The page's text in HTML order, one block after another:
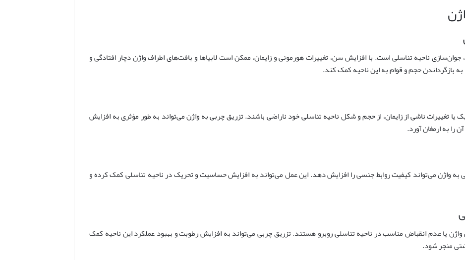
ناحیه تناسلی است. با افزایش سن، تغییرات هورمونی و زایمان، ممکن است لابیاها و بافت‌های اطراف واژن دچار افتادگی و
حجم و قوام به این ناحیه کمک کند.
تغییرات ناشی از زایمان، از حجم و شکل ناحیه تناسلی خود ناراضی باشند. تزریق چربی به واژن می‌تواند به طور مؤثری به افزایش
را به ارمغان آورد.
واژن می‌تواند کیفیت روابط جنسی را افزایش دهد. این عمل می‌تواند به افزایش حساسیت و تحریک در ناحیه تناسلی کمک کرده و
واژن یا عدم انقباض مناسب در ناحیه تناسلی روبرو هستند. تزریق چربی می‌تواند به افزایش رطوبت و بهبود عملکرد این ناحیه کمک
منجر شود.